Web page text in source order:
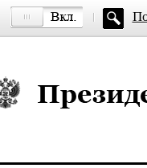
России —